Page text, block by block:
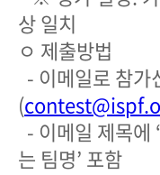
상 일치
ㅇ 제출방법
- 이메일로 참가
(
- 이메일 제목에
는 팀명’ 포함